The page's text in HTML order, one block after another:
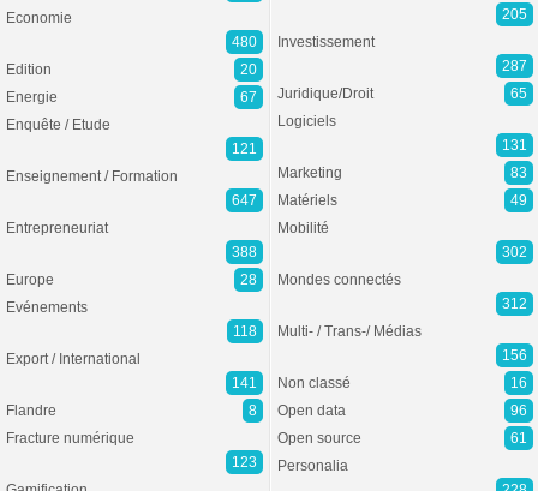
Economie
480
Edition
20
Energie
67
Enquête / Etude
121
Enseignement / Formation
647
Entrepreneuriat
388
Europe
28
Evénements
118
Export / International
141
Flandre
8
Fracture numérique
123
205
Investissement
287
Juridique/Droit
65
Logiciels
131
Marketing
83
Matériels
49
Mobilité
302
Mondes connectés
312
Multi- / Trans-/ Médias
156
Non classé
16
Open data
96
Open source
61
Personalia